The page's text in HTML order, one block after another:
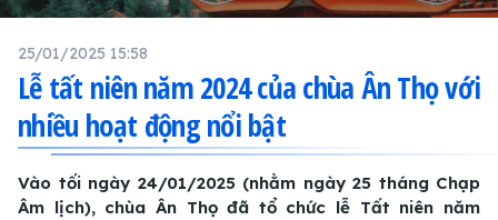
25/01/2025 15:58
Lễ tất niên năm 2024 của chùa Ân Thọ với
nhiều hoạt động nổi bật
Vào tối ngày 24/01/2025 (nhằm ngày 25 tháng Chạp
Âm lịch), chùa Ân Thọ đã tổ chức lễ Tất niên năm